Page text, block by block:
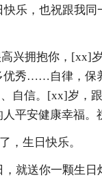
快乐，也祝跟我同
兴拥抱你，[xx]
优秀……自律，保
自信。[xx]岁，
平安健康幸福。
，生日快乐。
，就送你一颗生日